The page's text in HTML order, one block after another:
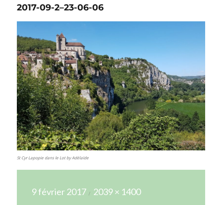
2017-09-2–23-06-06
St Cyr Lapopie dans le Lot by Adélaïde
le
9 février 2017
réelle
2039 × 1400